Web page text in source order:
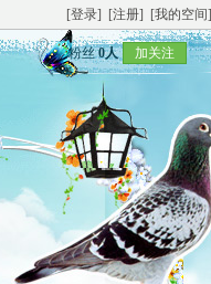
[登录] [注册] [我的空间]
粉丝0人 加关注